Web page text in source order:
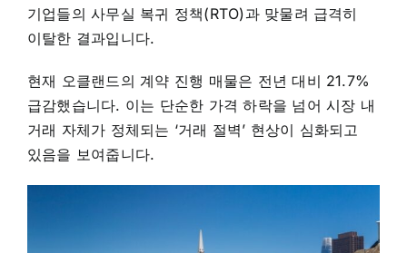
기업들의 사무실 복귀 정책(RTO)과 맞물려 급격히
이탈한 결과입니다.
현재 오클랜드의 계약 진행 매물은 전년 대비 21.7%
급감했습니다. 이는 단순한 가격 하락을 넘어 시장 내
거래 자체가 정체되는 ‘거래 절벽’ 현상이 심화되고
있음을 보여줍니다.